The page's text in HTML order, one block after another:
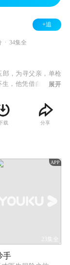
+追
34集全
郎，为寻父亲，单枪
生，他凭借自己的机
一口改变他一生的
井，感受到井下工
双凤的改革思想，
迫，他与白双凤、
展开
载 分享
APP
23集全
手